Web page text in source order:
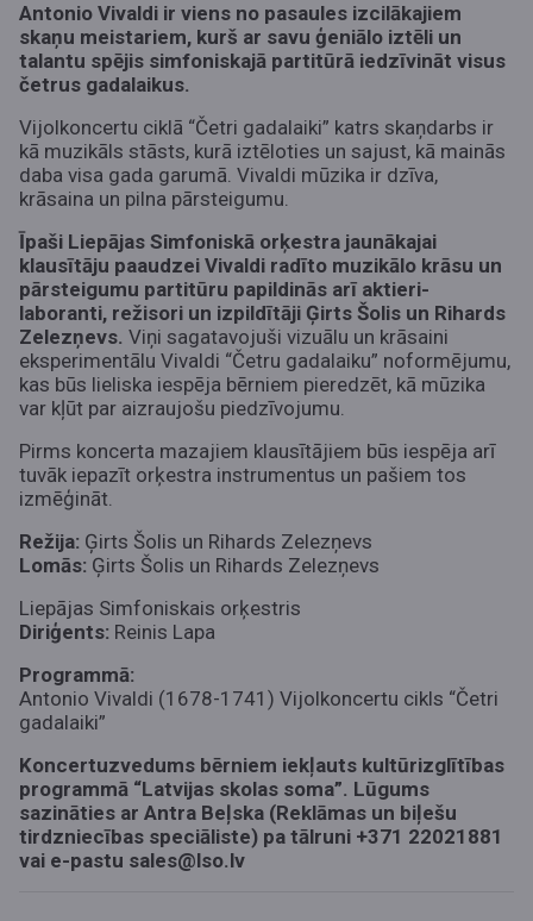
Antonio Vivaldi ir viens no pasaules izcilākajiem
skaņu meistariem, kurš ar savu ģeniālo iztēli un
talantu spējis simfoniskajā partitūrā iedzīvināt visus
četrus gadalaikus.
Vijolkoncertu ciklā “Četri gadalaiki” katrs skaņdarbs ir
kā muzikāls stāsts, kurā iztēloties un sajust, kā mainās
daba visa gada garumā. Vivaldi mūzika ir dzīva,
krāsaina un pilna pārsteigumu.
Īpaši Liepājas Simfoniskā orķestra jaunākajai
klausītāju paaudzei Vivaldi radīto muzikālo krāsu un
pārsteigumu partitūru papildinās arī aktieri-
laboranti, režisori un izpildītāji Ģirts Šolis un Rihards
Zelezņevs. Viņi sagatavojuši vizuālu un krāsaini
eksperimentālu Vivaldi “Četru gadalaiku” noformējumu,
kas būs lieliska iespēja bērniem pieredzēt, kā mūzika
var kļūt par aizraujošu piedzīvojumu.
Pirms koncerta mazajiem klausītājiem būs iespēja arī
tuvāk iepazīt orķestra instrumentus un pašiem tos
izmēģināt.
Režija: Ģirts Šolis un Rihards Zelezņevs
Lomās: Ģirts Šolis un Rihards Zelezņevs
Liepājas Simfoniskais orķestris
Diriģents: Reinis Lapa
Programmā:
Antonio Vivaldi (1678-1741) Vijolkoncertu cikls “Četri
gadalaiki”
Koncertuzvedums bērniem iekļauts kultūrizglītības
programmā “Latvijas skolas soma”. Lūgums
sazināties ar Antra Beļska (Reklāmas un biļešu
tirdzniecības speciāliste) pa tālruni +371 22021881
vai e-pastu sales@lso.lv